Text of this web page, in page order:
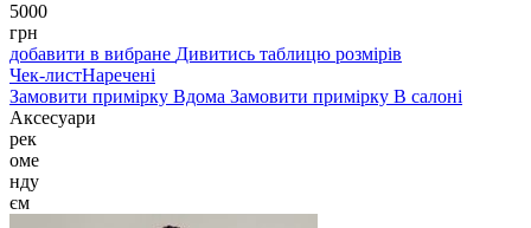
5000
грн
добавити в вибране Дивитись таблицю розмірів
Чек-листНаречені
Замовити примірку Вдома Замовити примірку В салоні
Аксесуари
рек
оме
нду
єм